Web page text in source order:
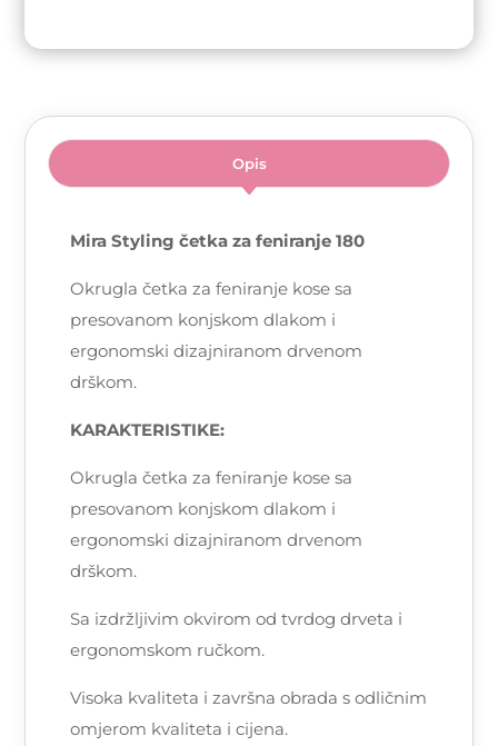
Opis
Mira Styling četka za feniranje 180
Okrugla četka za feniranje kose sa
presovanom konjskom dlakom i
ergonomski dizajniranom drvenom
drškom.
KARAKTERISTIKE:
Okrugla četka za feniranje kose sa
presovanom konjskom dlakom i
ergonomski dizajniranom drvenom
drškom.
Sa izdržljivim okvirom od tvrdog drveta i
ergonomskom ručkom.
Visoka kvaliteta i završna obrada s odličnim
omjerom kvaliteta i cijena.